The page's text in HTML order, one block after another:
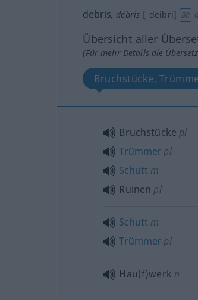
debris, débris [ˈdeibri] BR
Übersicht aller
(Für mehr Details die
Bruchstücke,
Bruchstücke pl
Trümmer pl
Schutt m
Ruinen pl
Schutt m
Trümmer pl
Hau(f)werk n